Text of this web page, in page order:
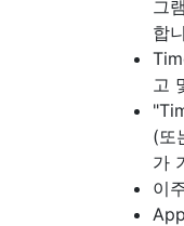
그
합
고
(또
가
이